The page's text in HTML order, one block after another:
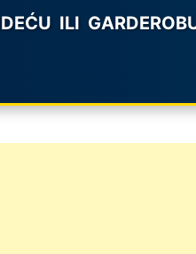
ILI